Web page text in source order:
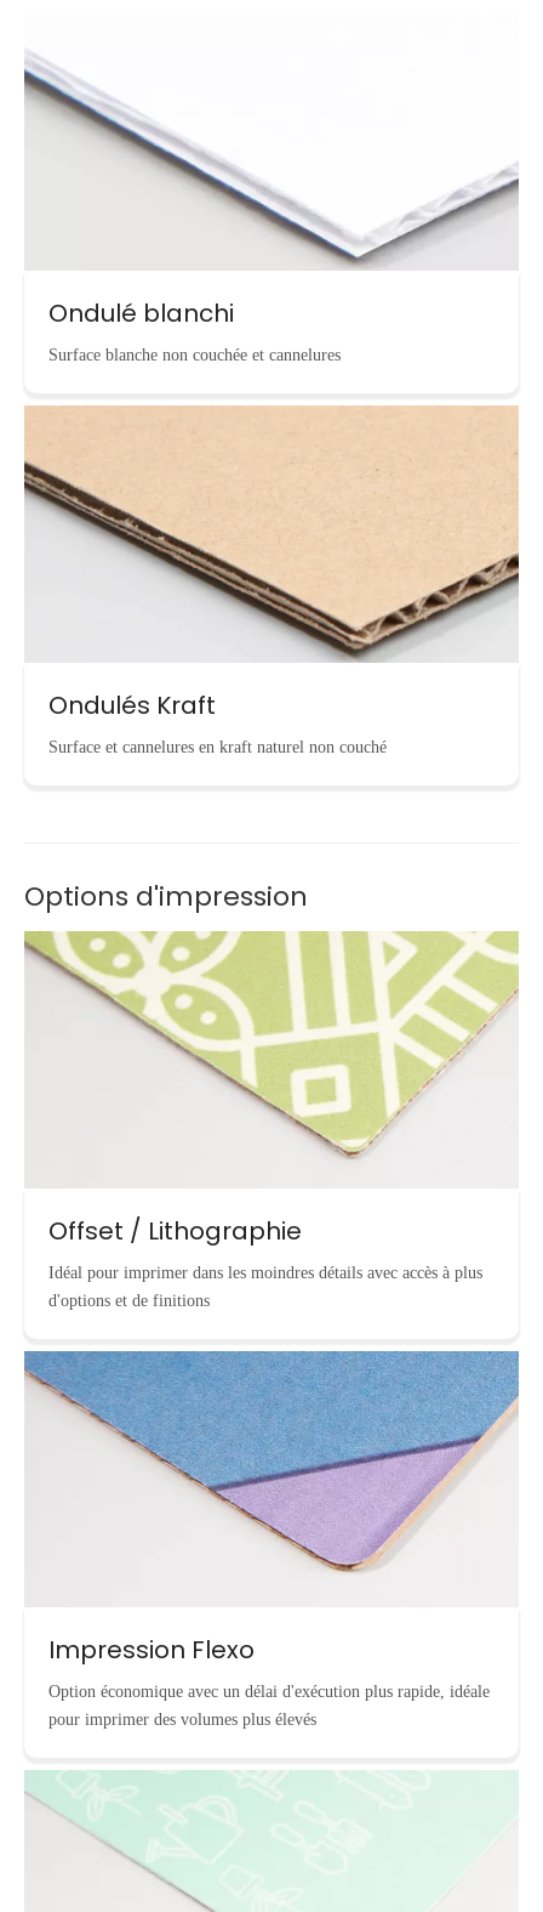
Ondulé blanchi
Surface blanche non couchée et cannelures
Ondulés Kraft
Surface et cannelures en kraft naturel non couché
Options d'impression
Offset / Lithographie
Idéal pour imprimer dans les moindres détails avec accès à plus
d'options et de finitions
Impression Flexo
Option économique avec un délai d'exécution plus rapide, idéale
pour imprimer des volumes plus élevés